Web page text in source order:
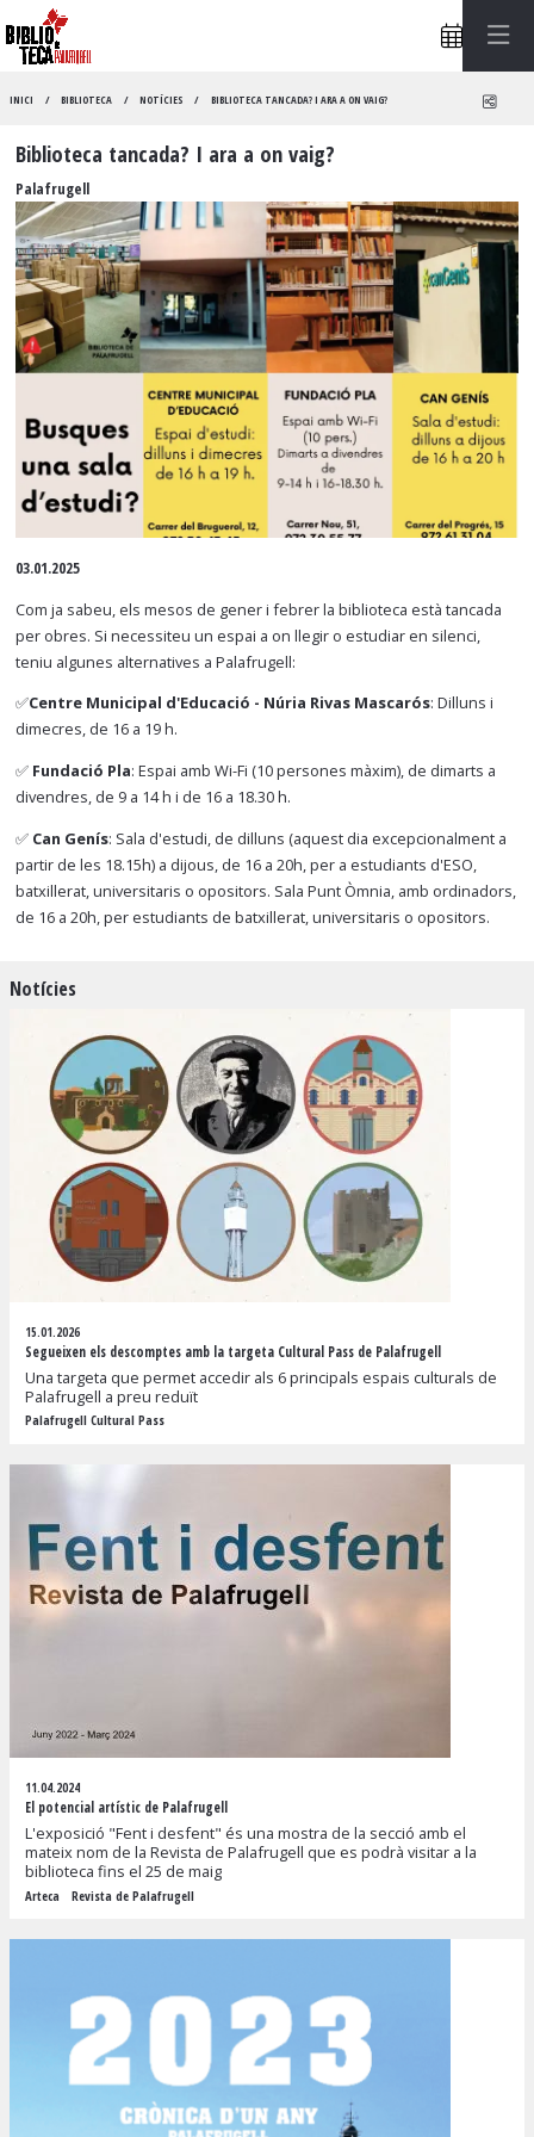
INICI BIBLIOTECA NOTÍCIES BIBLIOTECA TANCADA? I ARA A ON VAIG?
Biblioteca tancada? I ara a on vaig?
Palafrugell
03.01.2025
Com ja sabeu, els mesos de gener i febrer la biblioteca està tancada
per obres. Si necessiteu un espai a on llegir o estudiar en silenci,
teniu algunes alternatives a Palafrugell:
✅Centre Municipal d'Educació - Núria Rivas Mascarós: Dilluns i
dimecres, de 16 a 19 h.
✅ Fundació Pla: Espai amb Wi-Fi (10 persones màxim), de dimarts a
divendres, de 9 a 14 h i de 16 a 18.30 h.
✅ Can Genís: Sala d'estudi, de dilluns (aquest dia excepcionalment a
partir de les 18.15h) a dijous, de 16 a 20h, per a estudiants d'ESO,
batxillerat, universitaris o opositors. Sala Punt Òmnia, amb ordinadors,
de 16 a 20h, per estudiants de batxillerat, universitaris o opositors.
Notícies
15.01.2026
Segueixen els descomptes amb la targeta Cultural Pass de Palafrugell
Una targeta que permet accedir als 6 principals espais culturals de
Palafrugell a preu reduït
Palafrugell Cultural Pass
11.04.2024
El potencial artístic de Palafrugell
L'exposició "Fent i desfent" és una mostra de la secció amb el
mateix nom de la Revista de Palafrugell que es podrà visitar a la
biblioteca fins el 25 de maig
Arteca Revista de Palafrugell